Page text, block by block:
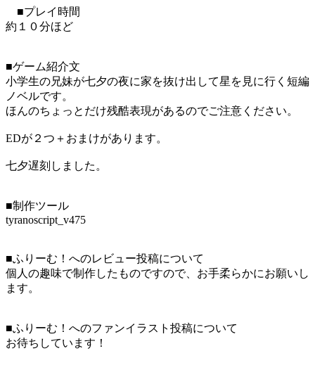
■プレイ時間
約１０分ほど
■ゲーム紹介文
小学生の兄妹が七夕の夜に家を抜け出して星を見に行く短編
ノベルです。
ほんのちょっとだけ残酷表現があるのでご注意ください。
EDが２つ＋おまけがあります。
七夕遅刻しました。
■制作ツール
tyranoscript_v475
■ふりーむ！へのレビュー投稿について
個人の趣味で制作したものですので、お手柔らかにお願いし
ます。
■ふりーむ！へのファンイラスト投稿について
お待ちしています！